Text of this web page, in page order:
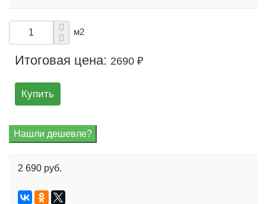
м2
Итоговая цена: 2690 ₽
Купить
2 690 руб.